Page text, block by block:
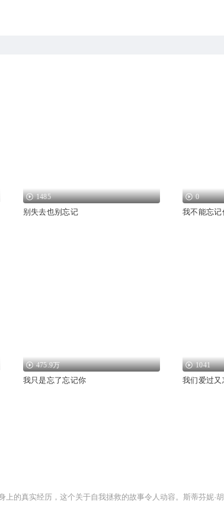
1485
别失去也别忘记
0
我不能忘记
475.9万
我只是忘了忘记你
1041
我们爱过又